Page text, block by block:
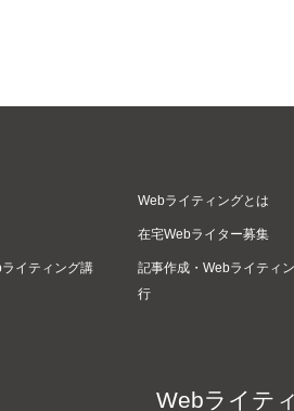
イティング講
Webライティングとは
在宅Webライター募集
記事作成・Webライティ
行
Webライテ